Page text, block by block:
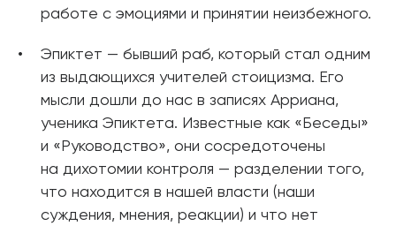
работе с эмоциями и принятии неизбежного.
Эпиктет — бывший раб, который стал одним
из выдающихся учителей стоицизма. Его
мысли дошли до нас в записях Арриана,
ученика Эпиктета. Известные как «Беседы»
и «Руководство», они сосредоточены
на дихотомии контроля — разделении того,
что находится в нашей власти (наши
суждения, мнения, реакции) и что нет